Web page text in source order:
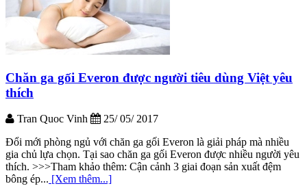
Chăn ga gối Everon được người tiêu dùng Việt yêu
thích
Tran Quoc Vinh
25/ 05/ 2017
Đổi mới phòng ngủ với chăn ga gối Everon là giải pháp mà nhiều
gia chủ lựa chọn. Tại sao chăn ga gối Everon được nhiều người yêu
thích. >>>Tham khảo thêm: Cận cảnh 3 giai đoạn sản xuất đệm
bông ép... [Xem thêm...]